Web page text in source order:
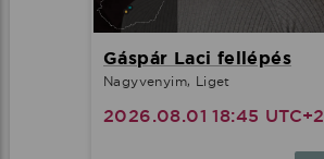
Gáspár Laci fellépés
Nagyvenyim, Liget
2026.08.01 18:45 UTC+2